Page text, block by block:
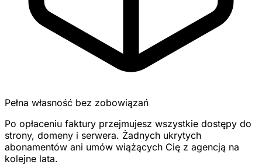
Pełna własność bez zobowiązań
Po opłaceniu faktury przejmujesz wszystkie dostępy do
strony, domeny i serwera. Żadnych ukrytych
abonamentów ani umów wiążących Cię z agencją na
kolejne lata.